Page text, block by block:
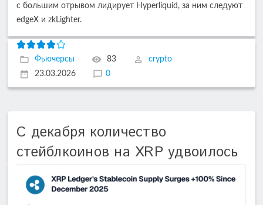
с большим отрывом лидирует Hyperliquid, за ним следуют
edgeX и zkLighter.
Фьючерсы 83
crypto
23.03.2026
0
С декабря количество
стейблкоинов на XRP удвоилось